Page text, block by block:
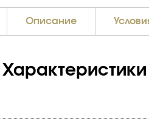
Описание